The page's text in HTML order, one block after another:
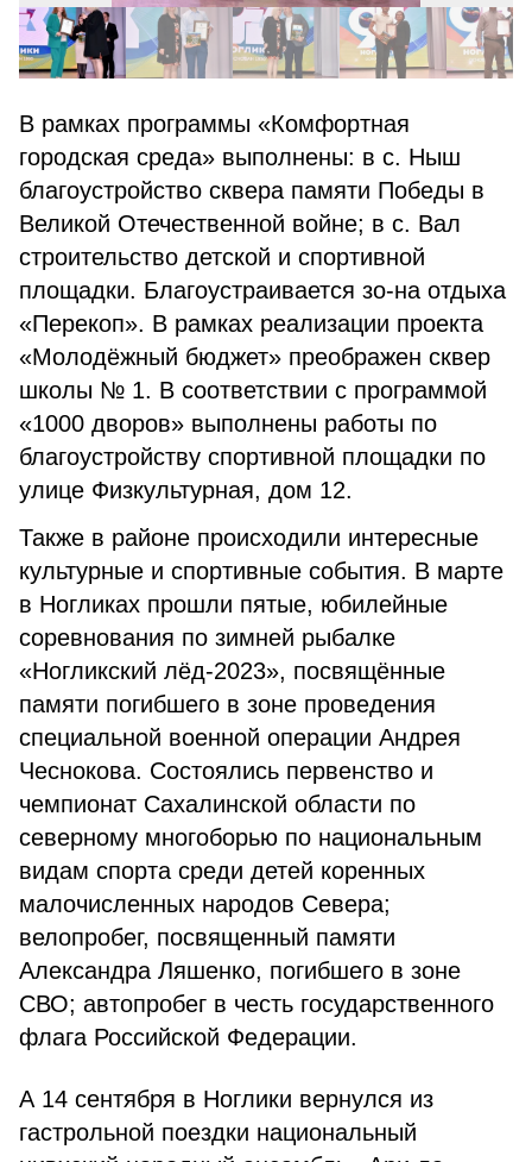
В рамках программы «Комфортная
городская среда» выполнены: в с. Ныш
благоустройство сквера памяти Победы в
Великой Отечественной войне; в с. Вал
строительство детской и спортивной
площадки. Благоустраивается зо-на отдыха
«Перекоп». В рамках реализации проекта
«Молодёжный бюджет» преображен сквер
школы № 1. В соответствии с программой
«1000 дворов» выполнены работы по
благоустройству спортивной площадки по
улице Физкультурная, дом 12.
Также в районе происходили интересные
культурные и спортивные события. В марте
в Ногликах прошли пятые, юбилейные
соревнования по зимней рыбалке
«Ногликский лёд-2023», посвящённые
памяти погибшего в зоне проведения
специальной военной операции Андрея
Чеснокова. Состоялись первенство и
чемпионат Сахалинской области по
северному многоборью по национальным
видам спорта среди детей коренных
малочисленных народов Севера;
велопробег, посвященный памяти
Александра Ляшенко, погибшего в зоне
СВО; автопробег в честь государственного
флага Российской Федерации.
А 14 сентября в Ноглики вернулся из
гастрольной поездки национальный